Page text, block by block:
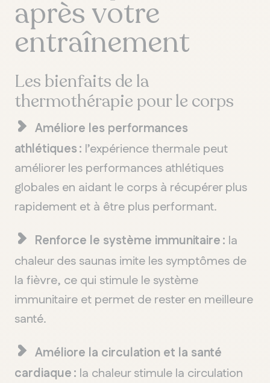
après votre
entraînement
Les bienfaits de la
thermothérapie pour le corps
Améliore les performances
athlétiques : l’expérience thermale peut
améliorer les performances athlétiques
globales en aidant le corps à récupérer plus
rapidement et à être plus performant.
Renforce le système immunitaire : la
chaleur des saunas imite les symptômes de
la fièvre, ce qui stimule le système
immunitaire et permet de rester en meilleure
santé.
Améliore la circulation et la santé
cardiaque : la chaleur stimule la circulation